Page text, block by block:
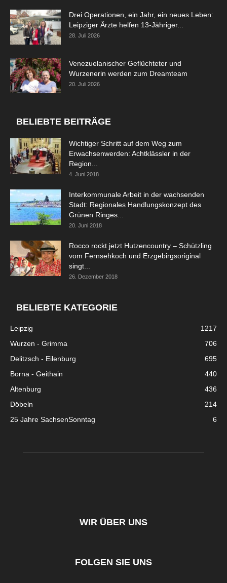
Drei Operationen, ein Jahr, ein neues Leben:
Leipziger Ärzte helfen 13-Jähriger...
28. Juli 2026
Venezuelanischer Geflüchteter und
Wurzenerin werden zum Dreamteam
20. Juli 2026
BELIEBTE BEITRÄGE
Wichtiger Schritt auf dem Weg zum
Erwachsenwerden: Achtklässler in der
Region...
4. Juni 2018
Interkommunale Arbeit in der wachsenden
Stadt: Regionales Handlungskonzept des
Grünen Ringes...
20. Juni 2018
Rocco rockt jetzt Hutzencountry – Schützling
vom Fernsehkoch und Erzgebirgsoriginal
singt...
26. Dezember 2018
BELIEBTE KATEGORIE
Leipzig
1217
Wurzen - Grimma
706
Delitzsch - Eilenburg
695
Borna - Geithain
440
Altenburg
436
Döbeln
214
25 Jahre SachsenSonntag
6
WIR ÜBER UNS
FOLGEN SIE UNS